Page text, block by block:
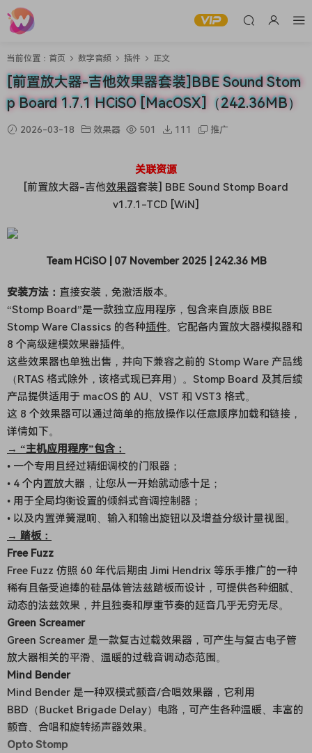
当前位置： 首页 数字音频 插件 正文
[前置放大器-吉他效果器套装]BBE Sound Stom
p Board 1.7.1 HCiSO [MacOSX]（242.36MB）
2026-03-18 效果器 501 111 推广
关联资源
[前置放大器-吉他效果器套装] BBE Sound Stomp Board
v1.7.1-TCD [WiN]
Team HCiSO | 07 November 2025 | 242.36 MB
安装方法： 直接安装，免激活版本。
“Stomp Board”是一款独立应用程序，包含来自原版 BBE
Stomp Ware Classics 的各种插件。它配备内置放大器模拟器和
8 个高级建模效果器插件。
这些效果器也单独出售，并向下兼容之前的 Stomp Ware 产品线
（RTAS 格式除外，该格式现已弃用）。Stomp Board 及其后续
产品提供适用于 macOS 的 AU、VST 和 VST3 格式。
这 8 个效果器可以通过简单的拖放操作以任意顺序加载和链接，
详情如下。
→ “主机应用程序”包含：
• 一个专用且经过精细调校的门限器；
• 4 个内置放大器，让您从一开始就动感十足；
• 用于全局均衡设置的倾斜式音调控制器；
• 以及内置弹簧混响、输入和输出旋钮以及增益分级计量视图。
→ 踏板：
Free Fuzz
Free Fuzz 仿照 60 年代后期由 Jimi Hendrix 等乐手推广的一种
稀有且备受追捧的硅晶体管法兹踏板而设计，可提供各种细腻、
动态的法兹效果，并且独奏和厚重节奏的延音几乎无穷无尽。
Green Screamer
Green Screamer 是一款复古过载效果器，可产生与复古电子管
放大器相关的平滑、温暖的过载音调动态范围。
Mind Bender
Mind Bender 是一种双模式颤音/合唱效果器，它利用
BBD（Bucket Brigade Delay）电路，可产生各种温暖、丰富的
颤音、合唱和旋转扬声器效果。
Opto Stomp